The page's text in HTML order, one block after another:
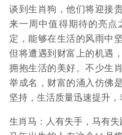
谈到生肖狗，他们将迎接
来一周中值得期待的亮点
定，能够在生活的风雨中
但将遭遇到财富上的机遇
拥抱生活的美好。不少生
举成名，财富的涌入仿佛
坚持，生活质量迅速提升，
生肖马：人有失手，马有失